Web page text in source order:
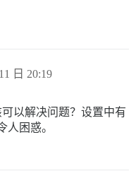
日 20:19
可以解决问题？设置中有
人困惑。